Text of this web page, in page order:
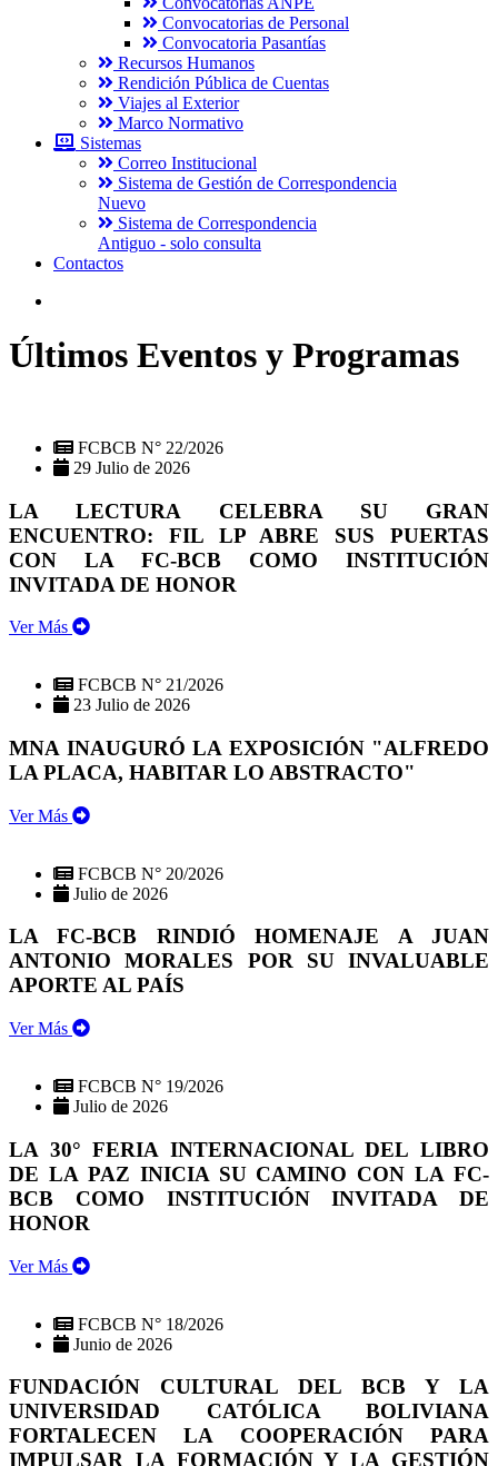
Convocatorias de Personal
Convocatoria Pasantías
Recursos Humanos
Rendición Pública de Cuentas
Viajes al Exterior
Marco Normativo
Sistemas
Correo Institucional
Sistema de Gestión de Correspondencia
Nuevo
Sistema de Correspondencia
Antiguo - solo consulta
Contactos
Últimos Eventos y Programas
FCBCB N° 22/2026
29 Julio de 2026
LA LECTURA CELEBRA SU GRAN
ENCUENTRO: FIL LP ABRE SUS PUERTAS
CON LA FC-BCB COMO INSTITUCIÓN
INVITADA DE HONOR
Ver Más
FCBCB N° 21/2026
23 Julio de 2026
MNA INAUGURÓ LA EXPOSICIÓN "ALFREDO
LA PLACA, HABITAR LO ABSTRACTO"
Ver Más
FCBCB N° 20/2026
Julio de 2026
LA FC-BCB RINDIÓ HOMENAJE A JUAN
ANTONIO MORALES POR SU INVALUABLE
APORTE AL PAÍS
Ver Más
FCBCB N° 19/2026
Julio de 2026
LA 30° FERIA INTERNACIONAL DEL LIBRO
DE LA PAZ INICIA SU CAMINO CON LA FC-
BCB COMO INSTITUCIÓN INVITADA DE
HONOR
Ver Más
FCBCB N° 18/2026
Junio de 2026
FUNDACIÓN CULTURAL DEL BCB Y LA
UNIVERSIDAD CATÓLICA BOLIVIANA
FORTALECEN LA COOPERACIÓN PARA
IMPULSAR LA FORMACIÓN Y LA GESTIÓN